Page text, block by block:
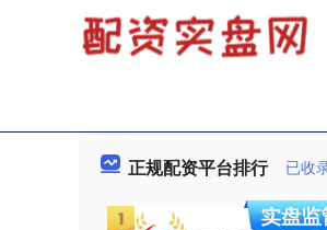
正规配资平台排行 已收